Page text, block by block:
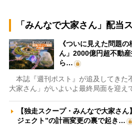
「みんなで大家さん」配当
《ついに見えた問題
ん」2000億円超不動
ら…
本誌『週刊ポスト』が追及してきた
大家さん」がいよいよ最終局面を迎え
【独走スクープ・みんなで大家さ
ジェクト”の計画変更の裏で起き…